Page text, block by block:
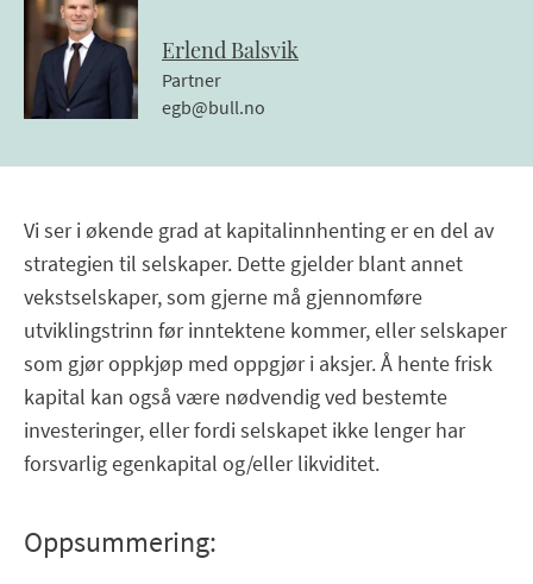
Erlend Balsvik
Partner
egb@bull.no
Vi ser i økende grad at kapitalinnhenting er en del av
strategien til selskaper. Dette gjelder blant annet
vekstselskaper, som gjerne må gjennomføre
utviklingstrinn før inntektene kommer, eller selskaper
som gjør oppkjøp med oppgjør i aksjer. Å hente frisk
kapital kan også være nødvendig ved bestemte
investeringer, eller fordi selskapet ikke lenger har
forsvarlig egenkapital og/eller likviditet.
Oppsummering: